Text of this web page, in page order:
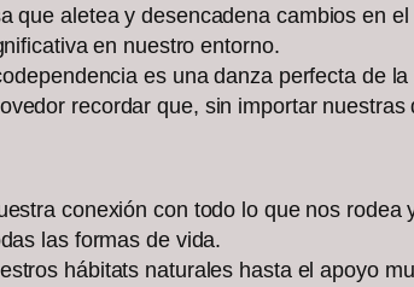
que aletea y desencadena cambios en
en nuestro entorno.
es una danza perfecta de
recordar que, sin importar
conexión con todo lo que nos
las formas de vida.
hábitats naturales hasta el apoyo